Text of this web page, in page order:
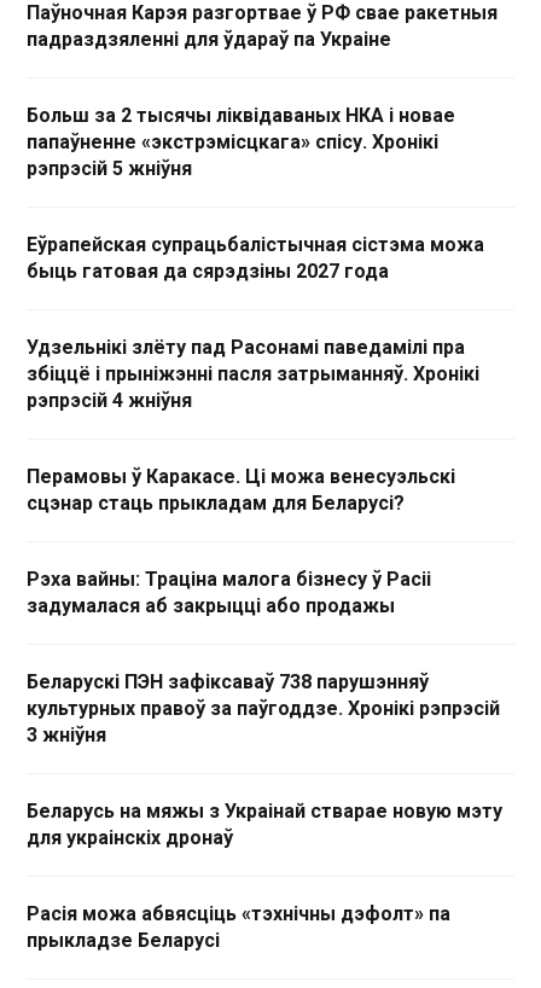
Паўночная Карэя разгортвае ў РФ свае ракетныя
падраздзяленні для ўдараў па Украіне
Больш за 2 тысячы ліквідаваных НКА і новае
папаўненне «экстрэмісцкага» спісу. Хронікі
рэпрэсій 5 жніўня
Еўрапейская супрацьбалістычная сістэма можа
быць гатовая да сярэдзіны 2027 года
Удзельнікі злёту пад Расонамі паведамілі пра
збіццё і прыніжэнні пасля затрыманняў. Хронікі
рэпрэсій 4 жніўня
Перамовы ў Каракасе. Ці можа венесуэльскі
сцэнар стаць прыкладам для Беларусі?
Рэха вайны: Траціна малога бізнесу ў Расіі
задумалася аб закрыцці або продажы
Беларускі ПЭН зафіксаваў 738 парушэнняў
культурных правоў за паўгоддзе. Хронікі рэпрэсій
3 жніўня
Беларусь на мяжы з Украінай стварае новую мэту
для украінскіх дронаў
Расія можа абвясціць «тэхнічны дэфолт» па
прыкладзе Беларусі